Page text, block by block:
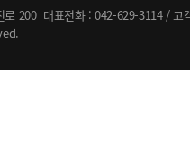
로 200 대표전화 :042-629-3114/ 고